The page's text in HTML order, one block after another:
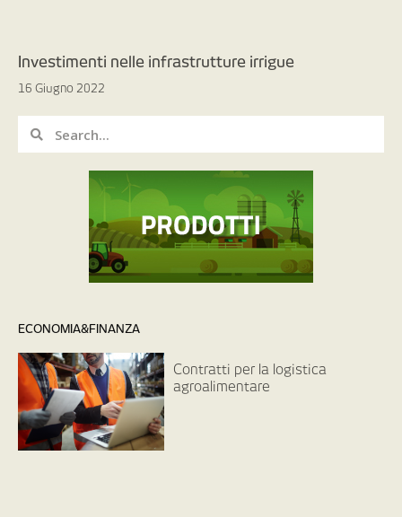
Investimenti nelle infrastrutture irrigue
16 Giugno 2022
ECONOMIA&FINANZA
Contratti per la logistica
agroalimentare